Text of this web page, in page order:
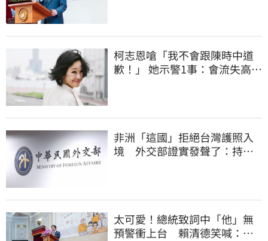
柯志恩嗆「我不會跟陳時中道
歉！」 她示警1事：會流失高雄
非洲「這國」拒絕台灣護照入
境 外交部證實發聲了：持續
太可愛！總統致詞中「他」無
預警衝上台 賴清德笑喊：卸